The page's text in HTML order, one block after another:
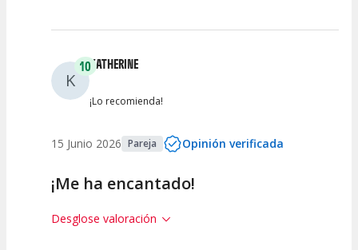
K
10KATHERINE
¡Lo recomienda!
15 Junio 2026 Pareja Opinión verificada
¡Me ha encantado!
Desglose valoración